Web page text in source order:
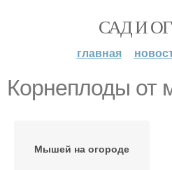
САД И
главная
Корнеплоды от
Мышей на огороде